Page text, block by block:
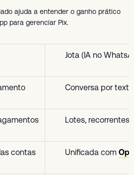
ajuda a entender o ganho prático
para gerenciar Pix.
Jota (IA no
Conversa por
Lotes, recorrentes
contas Unificada com